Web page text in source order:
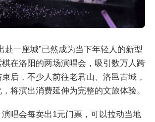
赴一座城”已然成为当下年轻人的新型
在洛阳的两场演唱会，吸引数万人跨
后，不少人前往老君山、洛邑古城，
将演出消费延伸为完整的文旅体验。
唱会每卖出1元门票，可以拉动当地